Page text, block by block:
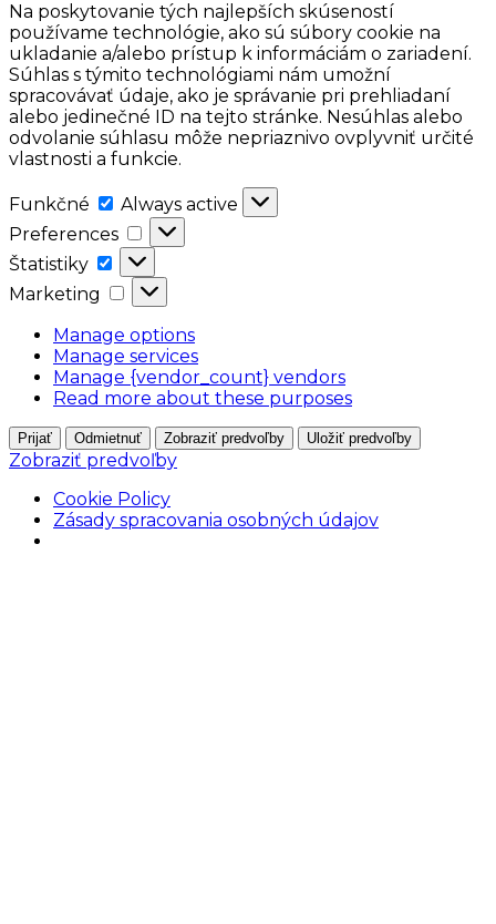
Na poskytovanie tých najlepších skúseností
používame technológie, ako sú súbory cookie na
ukladanie a/alebo prístup k informáciám o zariadení.
Súhlas s týmito technológiami nám umožní
spracovávať údaje, ako je správanie pri prehliadaní
alebo jedinečné ID na tejto stránke. Nesúhlas alebo
odvolanie súhlasu môže nepriaznivo ovplyvniť určité
vlastnosti a funkcie.
Funkčné Funkčné
Always active
Preferences
Preferences
Štatistiky
Štatistiky
Marketing
Marketing
Manage options
Manage services
Manage {vendor_count} vendors
Read more about these purposes
Prijať Odmietnuť Zobraziť predvoľby Uložiť predvoľby
Zobraziť predvoľby
Cookie Policy
Zásady spracovania osobných údajov